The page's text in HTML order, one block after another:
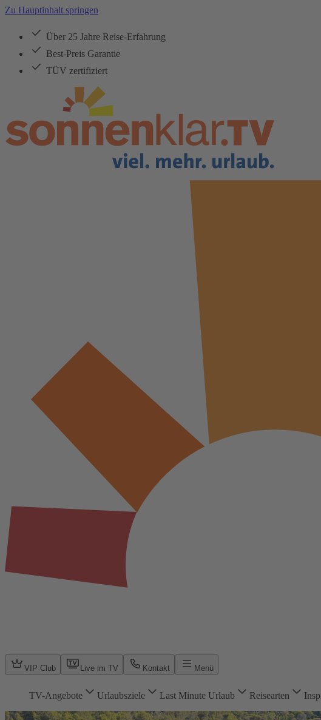
Zu Hauptinhalt springen
Über 25 Jahre Reise-Erfahrung
Best-Preis Garantie
TÜV zertifiziert
VIP Club Live im TV Kontakt Menü
TV-Angebote Urlaubsziele Last Minute Urlaub Reisearten